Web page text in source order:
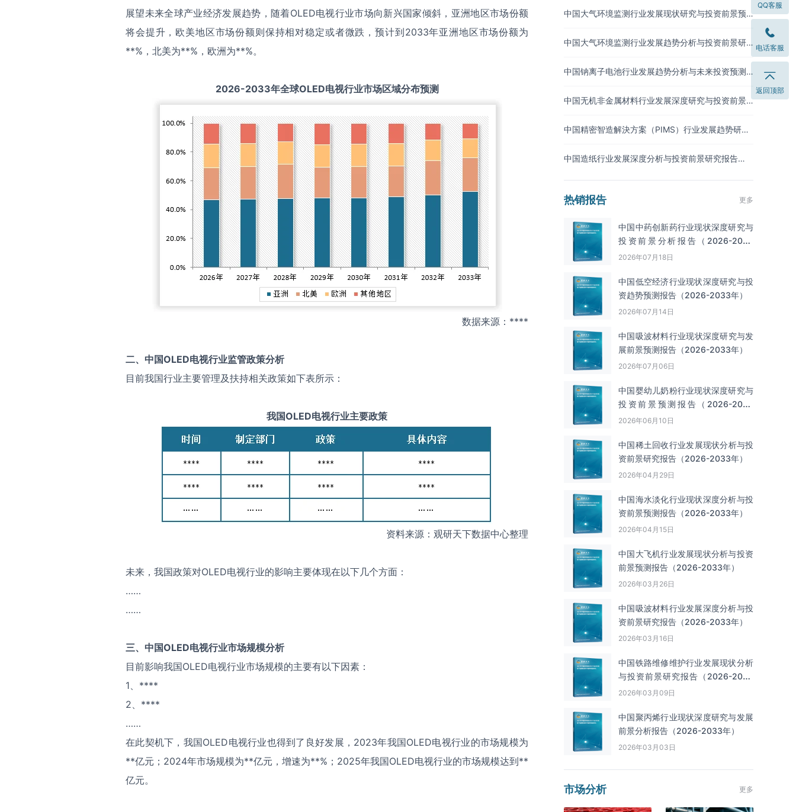
展望未来全球产业经济发展趋势，随着OLED电视行业市场向新兴国家倾斜，亚洲地区市场份额
将会提升，欧美地区市场份额则保持相对稳定或者微跌，预计到2033年亚洲地区市场份额为
**%，北美为**%，欧洲为**%。
2026-2033年全球OLED电视行业市场区域分布预测
数据来源：****
二、中国OLED电视行业监管政策分析
目前我国行业主要管理及扶持相关政策如下表所示：
我国OLED电视行业主要政策
资料来源：观研天下数据中心整理
未来，我国政策对OLED电视行业的影响主要体现在以下几个方面：
……
……
三、中国OLED电视行业市场规模分析
目前影响我国OLED电视行业市场规模的主要有以下因素：
1、****
2、****
……
在此契机下，我国OLED电视行业也得到了良好发展，2023年我国OLED电视行业的市场规模为
**亿元；2024年市场规模为**亿元，增速为**%；2025年我国OLED电视行业的市场规模达到**
亿元。
中国大气环境监测行业发展现状研究与投资前景预
中国大气环境监测行业发展趋势分析与投资前景研
中国钠离子电池行业发展趋势分析与未来投资预测
中国无机非金属材料行业发展深度研究与投资前景
中国精密智造解決方案（PIMS）行业发展趋势研究
中国造纸行业发展深度分析与投资前景研究报告
热销报告 更多
中国中药创新药行业现状深度研究与
投资前景分析报告（2026-2033
年）
2026年07月18日
中国低空经济行业现状深度研究与投
资趋势预测报告（2026-2033年）
2026年07月14日
中国吸波材料‌‌‌行业现状深度研究与发
展前景预测报告（2026-2033年）
2026年07月06日
中国婴幼儿奶粉行业现状深度研究与
投资前景预测报告（2026-2033
年）
2026年06月10日
中国‌‌稀土回收‌‌行业发展现状分析与投
资前景研究报告（2026-2033年）
2026年04月29日
中国海水淡化行业现状深度分析与投
资前景预测报告（2026-2033年）
2026年04月15日
中国大飞机行业发展现状分析与投资
前景预测报告（2026-2033年）
2026年03月26日
中国吸波材料行业发展深度分析与投
资前景研究报告（2026-2033年）
2026年03月16日
中国铁路维修维护行业发展现状分析
与投资前景研究报告（2026-2033
年）
2026年03月09日
中国聚丙烯行业现状深度研究与发展
前景分析报告（2026-2033年）
2026年03月03日
市场分析 更多
QQ客服
电话客服
返回顶部